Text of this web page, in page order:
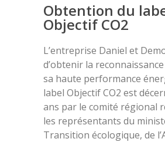
Obtention du
Objectif CO2
L’entreprise Daniel et
d’obtenir la
sa haute performance
label Objectif CO2 est
ans par le comité régional
les représentants du
Transition écologique, de